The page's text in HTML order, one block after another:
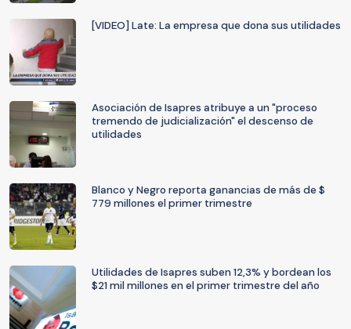
[VIDEO] Late: La empresa que dona sus utilidades
Asociación de Isapres atribuye a un "proceso
tremendo de judicialización" el descenso de
utilidades
Blanco y Negro reporta ganancias de más de $
779 millones el primer trimestre
Utilidades de Isapres suben 12,3% y bordean los
$21 mil millones en el primer trimestre del año